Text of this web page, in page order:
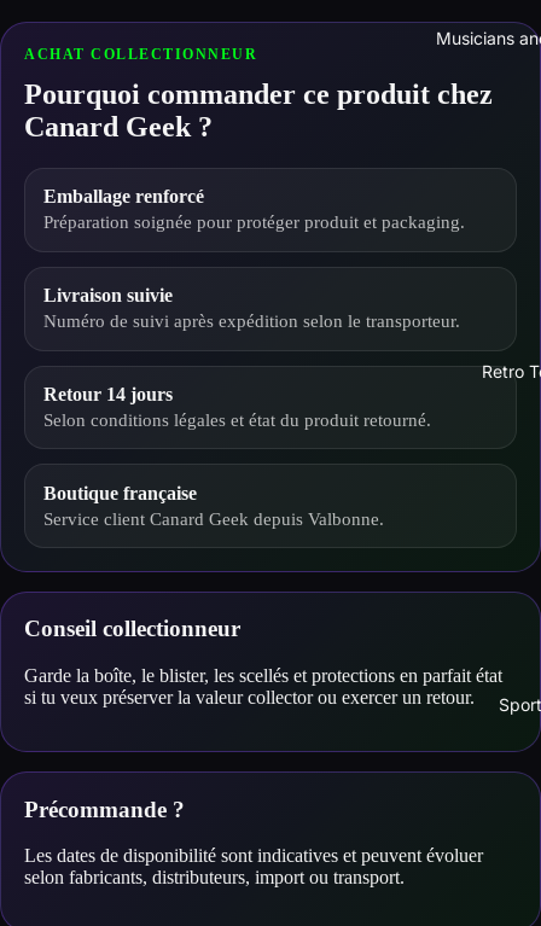
Musicians
Retro
ACHAT COLLECTIONNEUR
Pourquoi commander ce produit chez
Canard Geek ?
Emballage renforcé
Préparation soignée pour protéger produit et packaging.
Livraison suivie
Numéro de suivi après expédition selon le transporteur.
Retour 14 jours
Selon conditions légales et état du produit retourné.
Boutique française
Service client Canard Geek depuis Valbonne.
Conseil collectionneur
Garde la boîte, le blister, les scellés et protections en parfait état
si tu veux préserver la valeur collector ou exercer un retour.
Précommande ?
Les dates de disponibilité sont indicatives et peuvent évoluer
selon fabricants, distributeurs, import ou transport.